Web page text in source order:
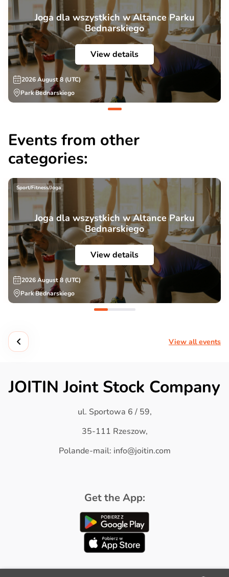
Joga dla wszystkich w Altance Parku
Bednarskiego
View details
2026 August 8 (UTC)
Park Bednarskiego
Events from other
categories:
Sport/Fitness/Joga
Joga dla wszystkich w Altance Parku
Bednarskiego
View details
2026 August 8 (UTC)
Park Bednarskiego
View all events
JOITIN Joint Stock Company
ul. Sportowa 6 / 59,
35-111 Rzeszow,
Polande-mail: info@joitin.com
Get the App: